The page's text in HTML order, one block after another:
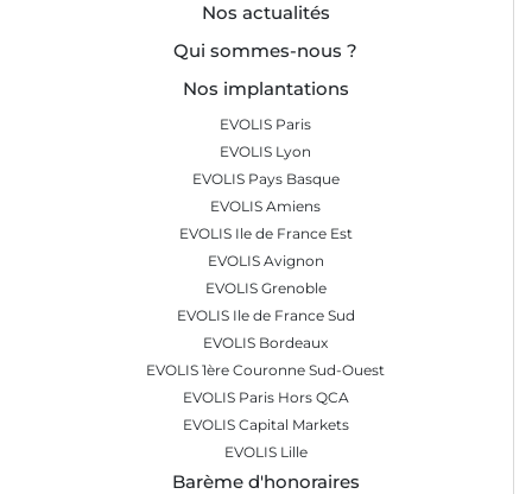
Nos actualités
Qui sommes-nous ?
Nos implantations
EVOLIS Paris
EVOLIS Lyon
EVOLIS Pays Basque
EVOLIS Amiens
EVOLIS Ile de France Est
EVOLIS Avignon
EVOLIS Grenoble
EVOLIS Ile de France Sud
EVOLIS Bordeaux
EVOLIS 1ère Couronne Sud-Ouest
EVOLIS Paris Hors QCA
EVOLIS Capital Markets
EVOLIS Lille
Barème d'honoraires